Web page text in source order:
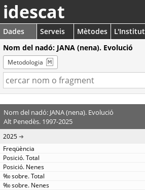
idescat
Dades Serveis Mètodes
L'Institut
Nom del nadó: JANA (nena). Evolució
Metodologia
Nom del nadó: JANA (nena). Evolució
Alt Penedès. 1997-2025
2025